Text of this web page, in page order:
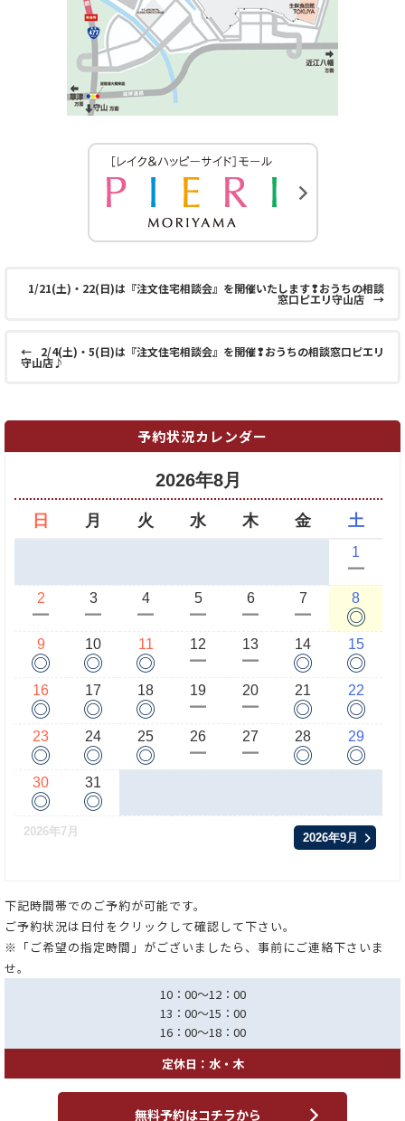
1/21(土)・22(日)は『注文住宅相談会』を開催いたします❢おうちの相談
窓口ピエリ守山店 →
← 2/4(土)・5(日)は『注文住宅相談会』を開催❢おうちの相談窓口ピエリ
守山店♪
予約状況カレンダー
2026年8月
日 月 火 水 木 金 土
1
ー
2
ー
3
ー
4
ー
5
ー
6
ー
7
ー
8
◎
9
◎
10
◎
11
◎
12
ー
13
ー
14
◎
15
◎
16
◎
17
◎
18
◎
19
ー
20
ー
21
◎
22
◎
23
◎
24
◎
25
◎
26
ー
27
ー
28
◎
29
◎
30
◎
31
◎
2026年7月 2026年9月
下記時間帯でのご予約が可能です。
ご予約状況は日付をクリックして確認して下さい。
※「ご希望の指定時間」がございましたら、事前にご連絡下さいま
せ。
10：00～12：00
13：00～15：00
16：00～18：00
定休日：水・木
無料予約はコチラから